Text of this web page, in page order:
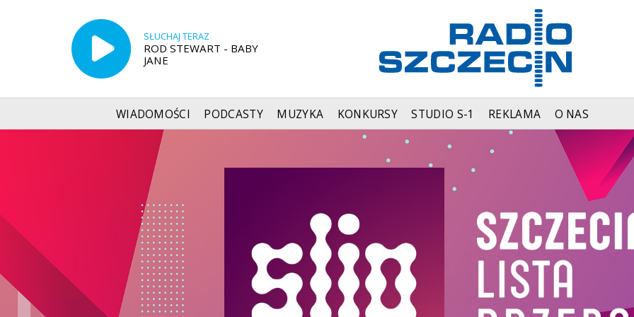
SŁUCHAJ TERAZ
ROD STEWART - BABY
JANE
WIADOMOŚCI PODCASTY MUZYKA KONKURSY STUDIO S-1 REKLAMA O NAS